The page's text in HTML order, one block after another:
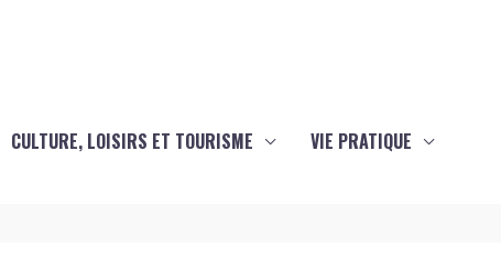
CULTURE, LOISIRS ET TOURISME VIE PRATIQUE